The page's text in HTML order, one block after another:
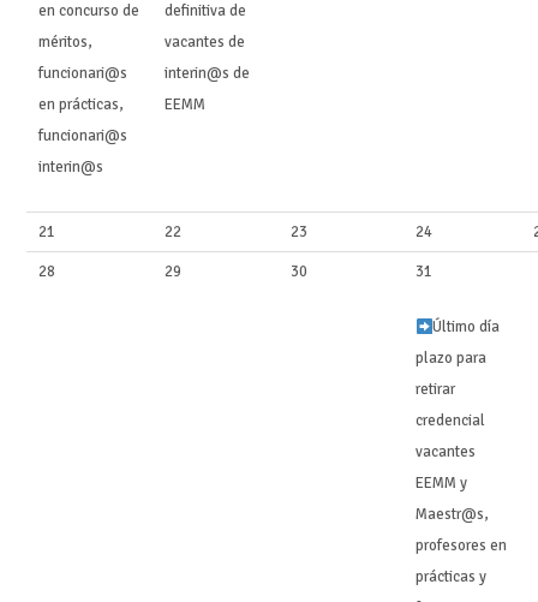
en concurso de
méritos,
funcionari@s
en prácticas,
funcionari@s
interin@s ‍‍
definitiva de
vacantes de
interin@s de
EEMM
21 22 23 24
28 29 30 31
Último día
plazo para
retirar
credencial
vacantes
EEMM y
Maestr@s,
profesores en
prácticas y